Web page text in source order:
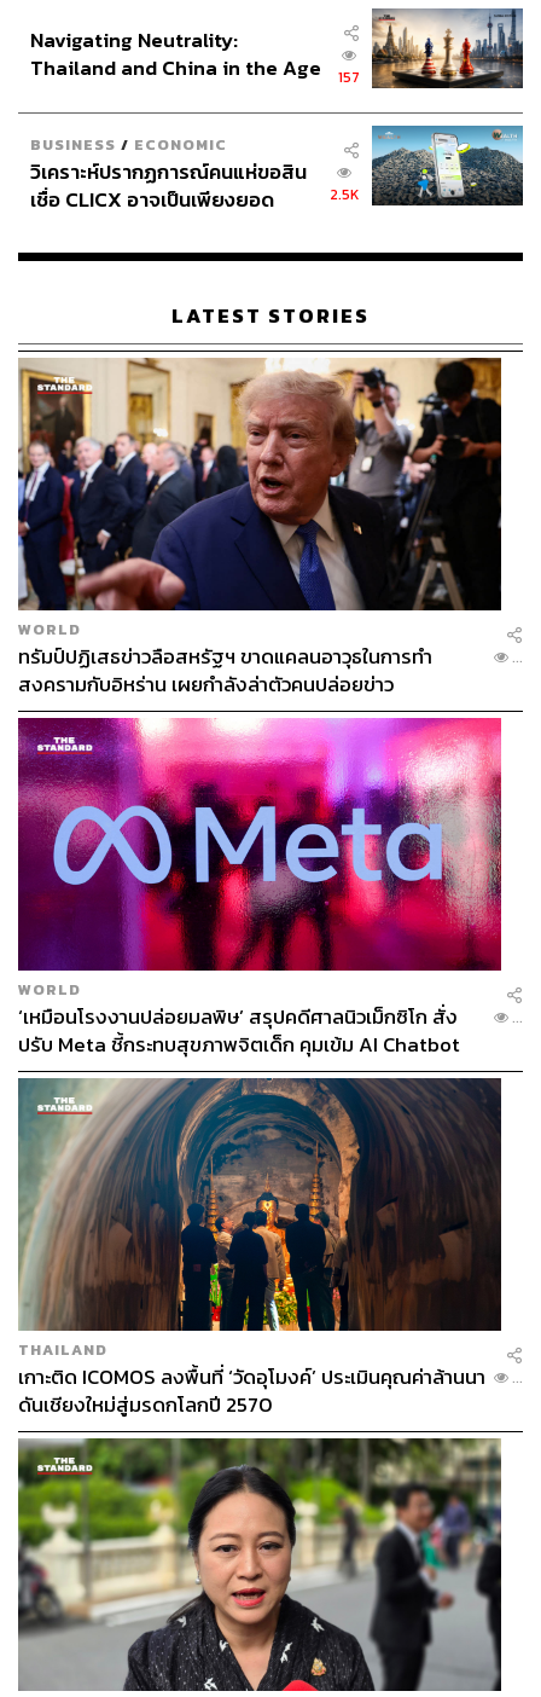
Navigating Neutrality:
Thailand and China in the Age
157
BUSINESS / ECONOMIC
วิเคราะห์ปรากฏการณ์คนแห่ขอสิน
เชื่อ CLICX อาจเป็นเพียงยอด
เรือนไทยที่ถูกซุกไว้
2.5K
LATEST STORIES
WORLD
ทรัมป์ปฏิเสธข่าวลือสหรัฐฯ ขาดแคลนอาวุธในการทำ
สงครามกับอิหร่าน เผยกำลังล่าตัวคนปล่อยข่าว
...
WORLD
‘เหมือนโรงงานปล่อยมลพิษ’ สรุปคดีศาลนิวเม็กซิโก สั่ง
ปรับ Meta ชี้กระทบสุขภาพจิตเด็ก คุมเข้ม AI Chatbot
...
THAILAND
เกาะติด ICOMOS ลงพื้นที่ ‘วัดอุโมงค์’ ประเมินคุณค่าล้านนา
ดันเชียงใหม่สู่มรดกโลกปี 2570
...